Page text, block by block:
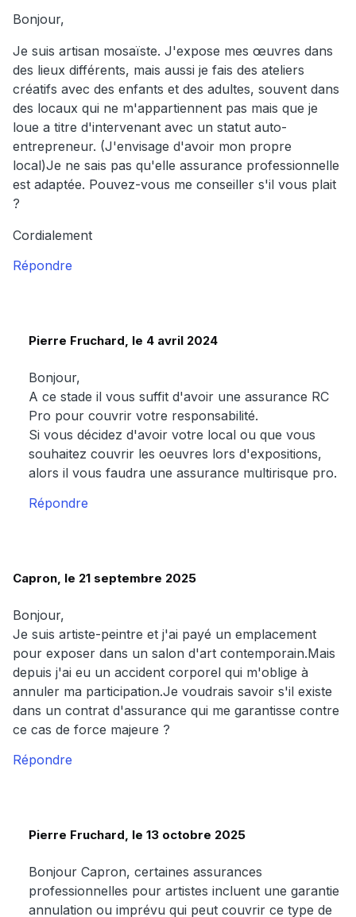
Bonjour,
Je suis artisan mosaïste. J'expose mes œuvres dans
des lieux différents, mais aussi je fais des ateliers
créatifs avec des enfants et des adultes, souvent dans
des locaux qui ne m'appartiennent pas mais que je
loue a titre d'intervenant avec un statut auto-
entrepreneur. (J'envisage d'avoir mon propre
local)Je ne sais pas qu'elle assurance professionnelle
est adaptée. Pouvez-vous me conseiller s'il vous plait
?
Cordialement
Répondre
Pierre Fruchard, le 4 avril 2024
Bonjour,
A ce stade il vous suffit d'avoir une assurance RC
Pro pour couvrir votre responsabilité.
Si vous décidez d'avoir votre local ou que vous
souhaitez couvrir les oeuvres lors d'expositions,
alors il vous faudra une assurance multirisque pro.
Répondre
Capron, le 21 septembre 2025
Bonjour,
Je suis artiste-peintre et j'ai payé un emplacement
pour exposer dans un salon d'art contemporain.Mais
depuis j'ai eu un accident corporel qui m'oblige à
annuler ma participation.Je voudrais savoir s'il existe
dans un contrat d'assurance qui me garantisse contre
ce cas de force majeure ?
Répondre
Pierre Fruchard, le 13 octobre 2025
Bonjour Capron, certaines assurances
professionnelles pour artistes incluent une garantie
annulation ou imprévu qui peut couvrir ce type de